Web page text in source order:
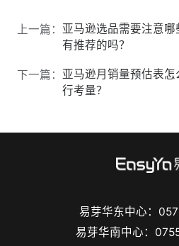
上一篇： 亚马逊选品需要注意
有推荐的吗？
下一篇： 亚马逊月销量预估表
行考量？
易芽华东中心：
易芽华南中心：